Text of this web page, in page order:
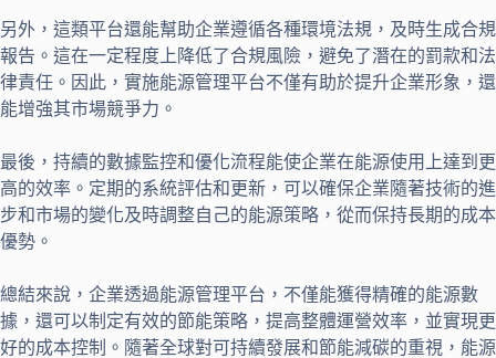
另外，這類平台還能幫助企業遵循各種環境法規，及時生成合規
報告。這在一定程度上降低了合規風險，避免了潛在的罰款和法
律責任。因此，實施能源管理平台不僅有助於提升企業形象，還
能增強其市場競爭力。
最後，持續的數據監控和優化流程能使企業在能源使用上達到更
高的效率。定期的系統評估和更新，可以確保企業隨著技術的進
步和市場的變化及時調整自己的能源策略，從而保持長期的成本
優勢。
總結來說，企業透過能源管理平台，不僅能獲得精確的能源數
據，還可以制定有效的節能策略，提高整體運營效率，並實現更
好的成本控制。隨著全球對可持續發展和節能減碳的重視，能源